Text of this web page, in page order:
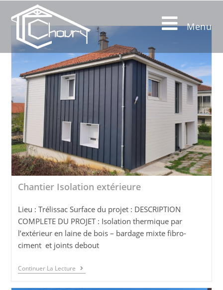
Menu
Chantier Isolation extérieure
Lieu : Trélissac Surface du projet : DESCRIPTION
COMPLETE DU PROJET : Isolation thermique par
l’extérieur en laine de bois – bardage mixte fibro-
ciment et joints debout
Continuer La Lecture